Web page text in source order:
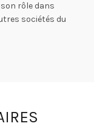
rôle dans
sociétés du